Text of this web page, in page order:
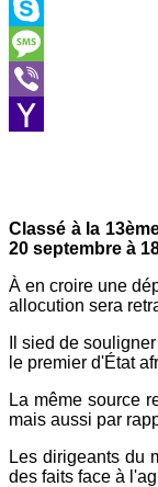
Outlook.com
Skype
Message
Viber
Classé à la
20 septembre à
À en croire une
allocution sera
Il sied de
le premier d'État
La même source
mais aussi par
Les dirigeants du
des faits face à